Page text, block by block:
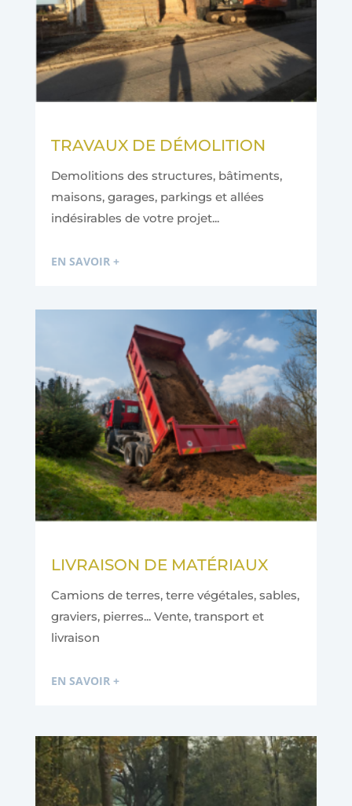
TRAVAUX DE DÉMOLITION
Demolitions des structures, bâtiments,
maisons, garages, parkings et allées
indésirables de votre projet...
EN SAVOIR +
LIVRAISON DE MATÉRIAUX
Camions de terres, terre végétales, sables,
graviers, pierres... Vente, transport et
livraison
EN SAVOIR +